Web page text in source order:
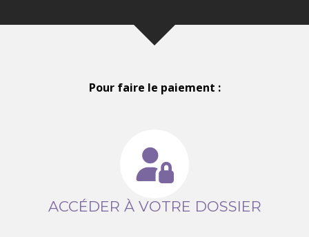
Pour faire le paiement :
ACCÉDER À VOTRE DOSSIER